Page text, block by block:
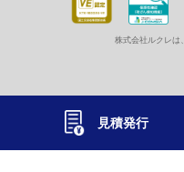
見積発行
株式会社ルクレは